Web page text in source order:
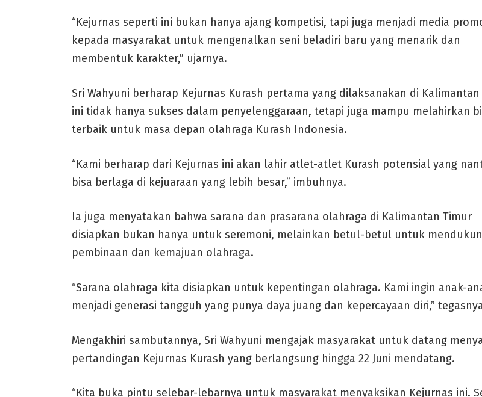
“Kejurnas seperti ini bukan hanya ajang kompetisi, tapi juga menjadi media
kepada masyarakat untuk mengenalkan seni beladiri baru yang menarik dan
membentuk karakter,” ujarnya.
Sri Wahyuni berharap Kejurnas Kurash pertama yang dilaksanakan di
ini tidak hanya sukses dalam penyelenggaraan, tetapi juga mampu melahirkan
terbaik untuk masa depan olahraga Kurash Indonesia.
“Kami berharap dari Kejurnas ini akan lahir atlet-atlet Kurash potensial yang
bisa berlaga di kejuaraan yang lebih besar,” imbuhnya.
Ia juga menyatakan bahwa sarana dan prasarana olahraga di Kalimantan Timur
disiapkan bukan hanya untuk seremoni, melainkan betul-betul untuk
pembinaan dan kemajuan olahraga.
“Sarana olahraga kita disiapkan untuk kepentingan olahraga. Kami ingin anak-
menjadi generasi tangguh yang punya daya juang dan kepercayaan diri,”
Mengakhiri sambutannya, Sri Wahyuni mengajak masyarakat untuk datang
pertandingan Kejurnas Kurash yang berlangsung hingga 22 Juni mendatang.
“Kita buka pintu selebar-lebarnya untuk masyarakat menyaksikan Kejurnas ini.